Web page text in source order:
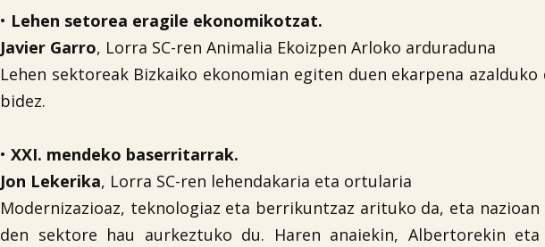
• Lehen setorea eragile ekonomikotzat.
Javier Garro, Lorra SC-ren Animalia Ekoizpen Arloko arduraduna
Lehen sektoreak Bizkaiko ekonomian egiten duen ekarpena
bidez.
• XXI. mendeko baserritarrak.
Jon Lekerika, Lorra SC-ren lehendakaria eta ortularia
Modernizazioaz, teknologiaz eta berrikuntzaz arituko da, eta
den sektore hau aurkeztuko du. Haren anaiekin, Albertorekin eta